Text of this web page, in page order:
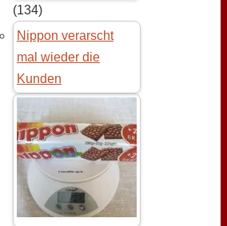
(134)
Nippon verarscht
mal wieder die
Kunden